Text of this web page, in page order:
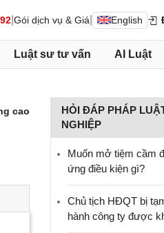
Gói dịch vụ & Giá English
Luật sư tư vấn AI Luật
cao
HỎI ĐÁP PHÁP
NGHIỆP
Muốn mở tiệm cầm
ứng điều kiện gì?
Chủ tịch HĐQT bị
hành công ty được